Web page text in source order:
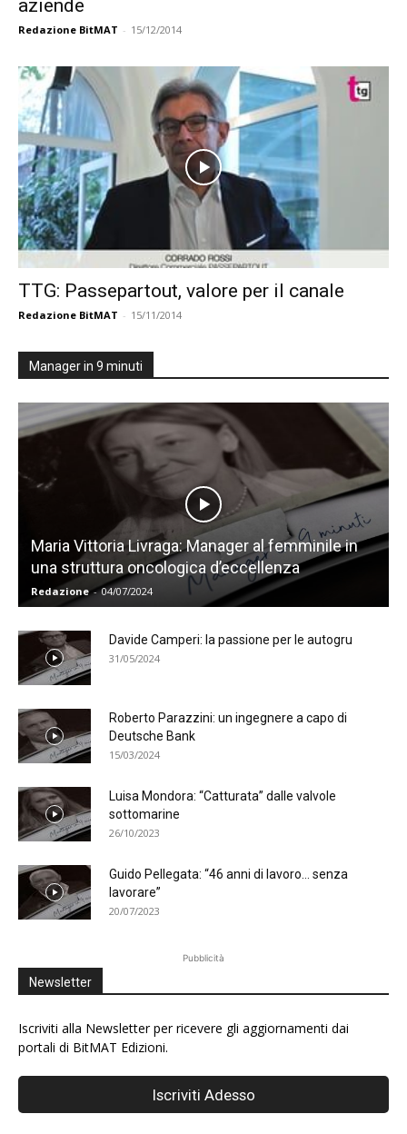
aziende
Redazione BitMAT - 15/12/2014
TTG: Passepartout, valore per il canale
Redazione BitMAT - 15/11/2014
Manager in 9 minuti
Maria Vittoria Livraga: Manager al femminile in
una struttura oncologica d’eccellenza
Redazione - 04/07/2024
Davide Camperi: la passione per le autogru
31/05/2024
Roberto Parazzini: un ingegnere a capo di
Deutsche Bank
15/03/2024
Luisa Mondora: “Catturata” dalle valvole
sottomarine
26/10/2023
Guido Pellegata: “46 anni di lavoro… senza
lavorare”
20/07/2023
Pubblicità
Newsletter
Iscriviti alla Newsletter per ricevere gli aggiornamenti dai
portali di BitMAT Edizioni.